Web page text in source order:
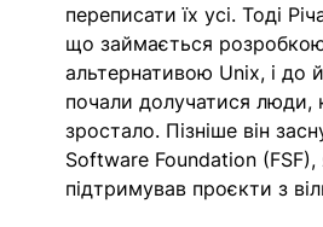
переписати їх усі. Тоді
що займається
альтернативою Unix, і до
почали долучатися люди,
зростало. Пізніше він
Software Foundation (FSF),
підтримував проєкти з